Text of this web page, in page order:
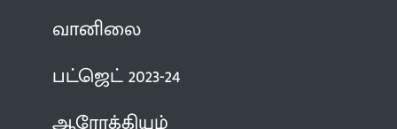
வானிலை
பட்ஜெட் 2023-24